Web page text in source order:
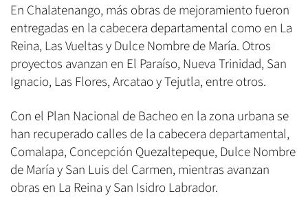
En Chalatenango, más obras de mejoramiento fueron
entregadas en la cabecera departamental como en La
Reina, Las Vueltas y Dulce Nombre de María. Otros
proyectos avanzan en El Paraíso, Nueva Trinidad, San
Ignacio, Las Flores, Arcatao y Tejutla, entre otros.
Con el Plan Nacional de Bacheo en la zona urbana se
han recuperado calles de la cabecera departamental,
Comalapa, Concepción Quezaltepeque, Dulce Nombre
de María y San Luis del Carmen, mientras avanzan
obras en La Reina y San Isidro Labrador.